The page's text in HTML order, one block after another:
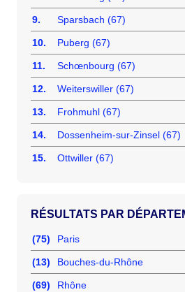
9. Sparsbach (67)
10. Puberg (67)
11. Schœnbourg (67)
12. Weiterswiller (67)
13. Frohmuhl (67)
14. Dossenheim-sur-Zinsel (67)
15. Ottwiller (67)
RÉSULTATS PAR
(75) Paris
(13) Bouches-du-Rhône
(69) Rhône